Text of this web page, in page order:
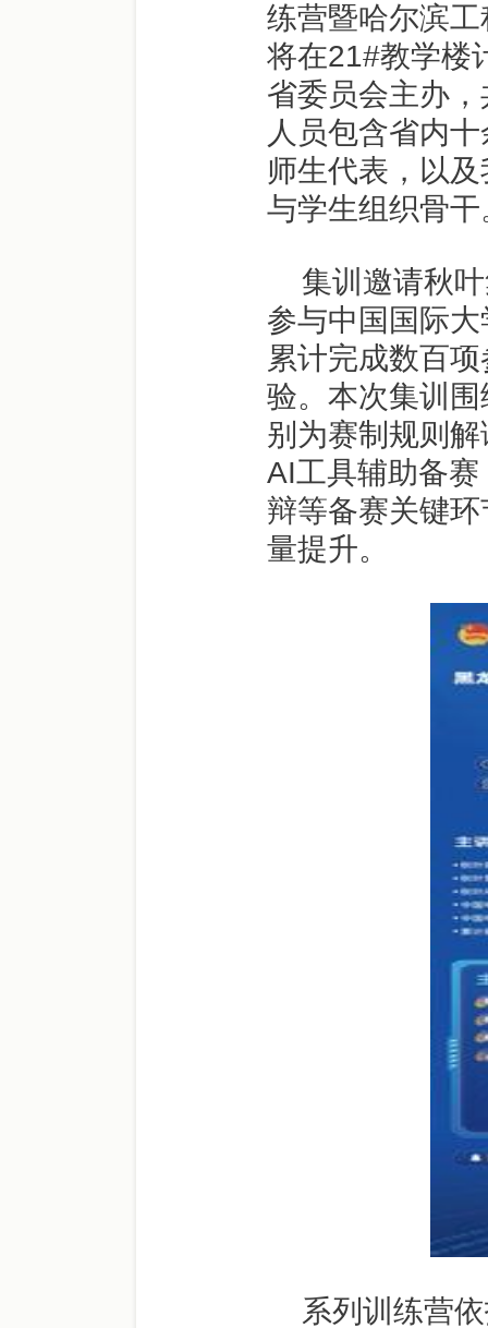
练营暨哈尔滨
将在21#教学楼
省委员会主办
人员包含省内
师生代表，以及
与学生组织骨干
集训邀请秋
参与中国国际
累计完成数百
验。本次集训
别为赛制规则
AI工具辅助备
辩等备赛关键
量提升。
系列训练营